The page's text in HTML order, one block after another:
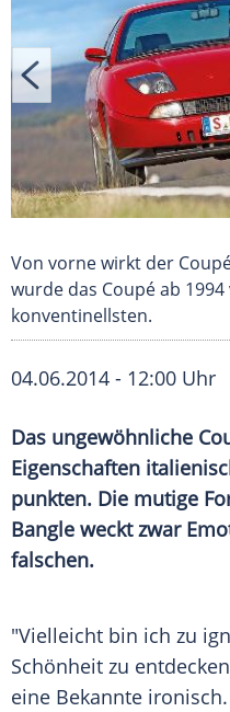
Von vorne wirkt der
wurde das Coupé ab
konventinellsten.
04.06.2014 - 12:00 Uhr
Das ungewöhnliche
Eigenschaften
punkten. Die mutige
Bangle weckt zwar
falschen.
"Vielleicht bin ich zu
Schönheit zu
eine Bekannte